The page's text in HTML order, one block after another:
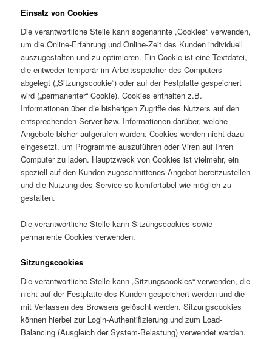
Einsatz von Cookies
Die verantwortliche Stelle kann sogenannte „Cookies“ verwenden,
um die Online-Erfahrung und Online-Zeit des Kunden individuell
auszugestalten und zu optimieren. Ein Cookie ist eine Textdatei,
die entweder temporär im Arbeitsspeicher des Computers
abgelegt („Sitzungscookie“) oder auf der Festplatte gespeichert
wird („permanenter“ Cookie). Cookies enthalten z.B.
Informationen über die bisherigen Zugriffe des Nutzers auf den
entsprechenden Server bzw. Informationen darüber, welche
Angebote bisher aufgerufen wurden. Cookies werden nicht dazu
eingesetzt, um Programme auszuführen oder Viren auf Ihren
Computer zu laden. Hauptzweck von Cookies ist vielmehr, ein
speziell auf den Kunden zugeschnittenes Angebot bereitzustellen
und die Nutzung des Service so komfortabel wie möglich zu
gestalten.
Die verantwortliche Stelle kann Sitzungscookies sowie
permanente Cookies verwenden.
Sitzungscookies
Die verantwortliche Stelle kann „Sitzungscookies“ verwenden, die
nicht auf der Festplatte des Kunden gespeichert werden und die
mit Verlassen des Browsers gelöscht werden. Sitzungscookies
können hierbei zur Login-Authentifizierung und zum Load-
Balancing (Ausgleich der System-Belastung) verwendet werden.